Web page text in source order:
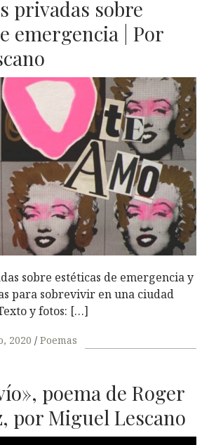
privadas sobre
emergencia | Por
sobre estéticas de emergencia y
para sobrevivir en una ciudad
y fotos: […]
2020 Poemas
poema de Roger
por Miguel Lescano